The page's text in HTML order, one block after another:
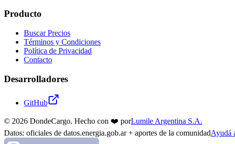
Producto
Buscar Precios
Términos y Condiciones
Política de Privacidad
Contacto
Desarrolladores
GitHub
© 2026 DondeCargo. Hecho con ❤️ porLumile Argentina S.A.
Datos: oficiales de datos.energia.gob.ar + aportes de la comunidadAyudá